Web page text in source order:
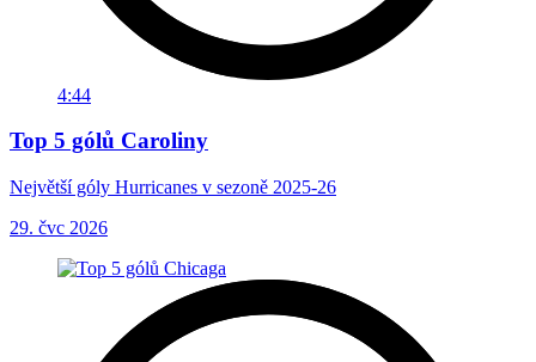
4:44
Top 5 gólů Caroliny
Největší góly Hurricanes v sezoně 2025-26
29. čvc 2026